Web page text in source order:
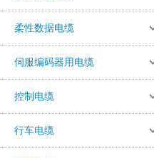
柔性数据电缆
伺服编码器用电缆
控制电缆
行车电缆